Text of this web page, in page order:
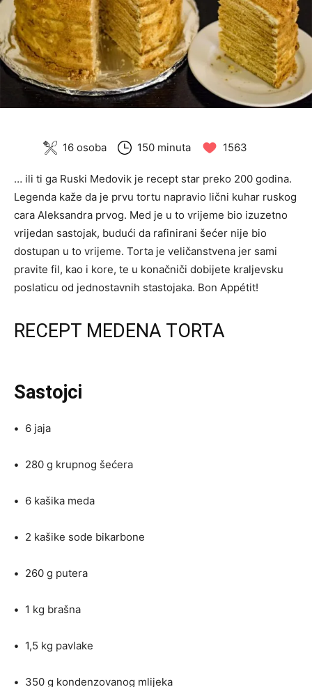
16 osoba 150 minuta 1563
… ili ti ga Ruski Medovik je recept star preko 200 godina.
Legenda kaže da je prvu tortu napravio lični kuhar ruskog
cara Aleksandra prvog. Med je u to vrijeme bio izuzetno
vrijedan sastojak, budući da rafinirani šećer nije bio
dostupan u to vrijeme. Torta je veličanstvena jer sami
pravite fil, kao i kore, te u konačniči dobijete kraljevsku
poslaticu od jednostavnih stastojaka. Bon Appétit!
RECEPT MEDENA TORTA
Sastojci
• 6 jaja
• 280 g krupnog šećera
• 6 kašika meda
• 2 kašike sode bikarbone
• 260 g putera
• 1 kg brašna
• 1,5 kg pavlake
• 350 g kondenzovanog mlijeka